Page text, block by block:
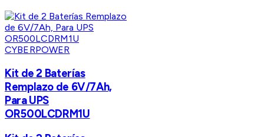
CYBERPOWER
Kit de 2 Baterías
Remplazo de 6V/7Ah,
Para UPS
OR500LCDRM1U